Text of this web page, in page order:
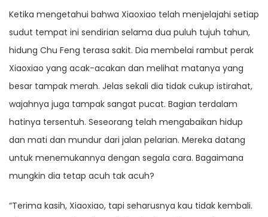
Ketika mengetahui bahwa Xiaoxiao telah menjelajahi setiap
sudut tempat ini sendirian selama dua puluh tujuh tahun,
hidung Chu Feng terasa sakit. Dia membelai rambut perak
Xiaoxiao yang acak-acakan dan melihat matanya yang
besar tampak merah. Jelas sekali dia tidak cukup istirahat,
wajahnya juga tampak sangat pucat. Bagian terdalam
hatinya tersentuh. Seseorang telah mengabaikan hidup
dan mati dan mundur dari jalan pelarian. Mereka datang
untuk menemukannya dengan segala cara. Bagaimana
mungkin dia tetap acuh tak acuh?
“Terima kasih, Xiaoxiao, tapi seharusnya kau tidak kembali.